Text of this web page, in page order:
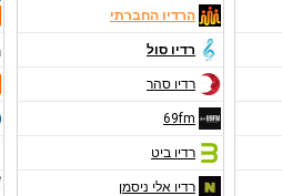
הרדיו החברתי
רדיו סול
רדיו סהר
69fm
רדיו ביט
רדיו אלי ניסמן